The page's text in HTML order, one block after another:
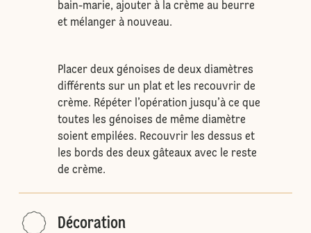
bain-marie, ajouter à la crème au beurre
et mélanger à nouveau.
Placer deux génoises de deux diamètres
différents sur un plat et les recouvrir de
crème. Répéter l’opération jusqu’à ce que
toutes les génoises de même diamètre
soient empilées. Recouvrir les dessus et
les bords des deux gâteaux avec le reste
de crème.
Décoration